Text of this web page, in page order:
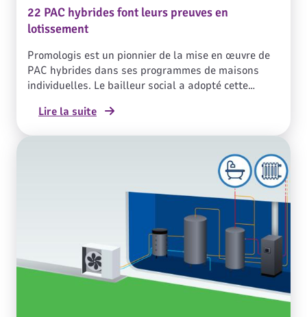
22 PAC hybrides font leurs preuves en
lotissement
Promologis est un pionnier de la mise en œuvre de
PAC hybrides dans ses programmes de maisons
individuelles. Le bailleur social a adopté cette
renouvelables et le souhait des locataires d’utiliser
Lire la suite